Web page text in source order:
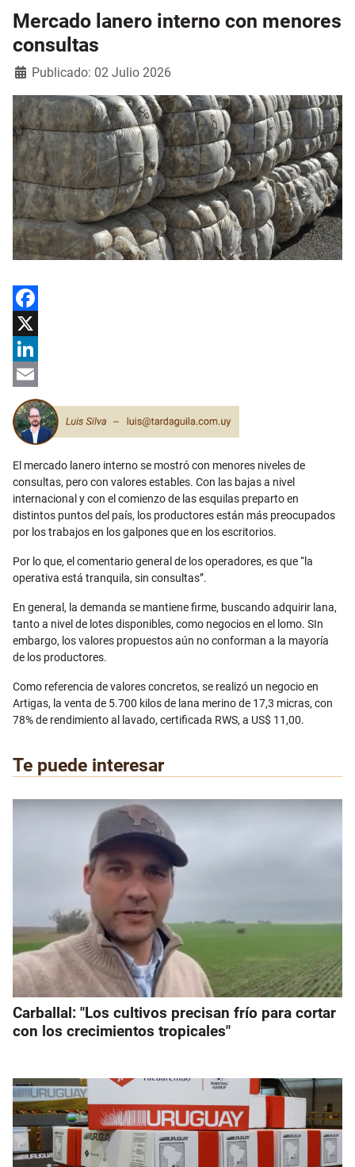
Mercado lanero interno con menores
consultas
Detalles
Publicado: 02 Julio 2026
Facebook
X
LinkedIn
Email
El mercado lanero interno se mostró con menores niveles de
consultas, pero con valores estables. Con las bajas a nivel
internacional y con el comienzo de las esquilas preparto en
distintos puntos del país, los productores están más preocupados
por los trabajos en los galpones que en los escritorios.
Por lo que, el comentario general de los operadores, es que “la
operativa está tranquila, sin consultas”.
En general, la demanda se mantiene firme, buscando adquirir lana,
tanto a nivel de lotes disponibles, como negocios en el lomo. SIn
embargo, los valores propuestos aún no conforman a la mayoría
de los productores.
Como referencia de valores concretos, se realizó un negocio en
Artigas, la venta de 5.700 kilos de lana merino de 17,3 micras, con
78% de rendimiento al lavado, certificada RWS, a US$ 11,00.
Te puede interesar
Carballal: "Los cultivos precisan frío para cortar
con los crecimientos tropicales"